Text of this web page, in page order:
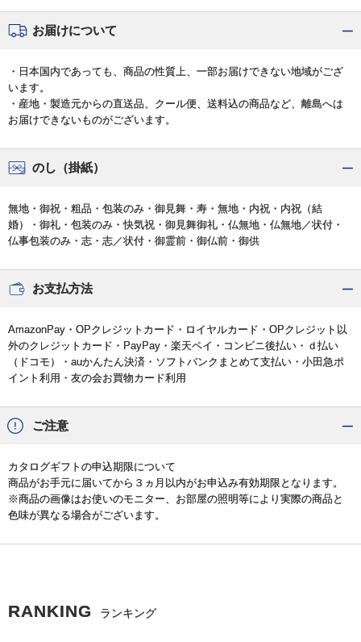
お届けについて
・日本国内であっても、商品の性質上、一部お届けできない地域がござ
います。
・産地・製造元からの直送品、クール便、送料込の商品など、離島へは
お届けできないものがございます。
のし（掛紙）
無地・御祝・粗品・包装のみ・御見舞・寿・無地・内祝・内祝（結
婚）・御礼・包装のみ・快気祝・御見舞御礼・仏無地・仏無地／状付・
仏事包装のみ・志・志／状付・御霊前・御仏前・御供
お支払方法
AmazonPay・OPクレジットカード・ロイヤルカード・OPクレジット以
外のクレジットカード・PayPay・楽天ペイ・コンビニ後払い・ｄ払い
（ドコモ）・auかんたん決済・ソフトバンクまとめて支払い・小田急ポ
イント利用・友の会お買物カード利用
ご注意
カタログギフトの申込期限について
商品がお手元に届いてから３ヵ月以内がお申込み有効期限となります。
※商品の画像はお使いのモニター、お部屋の照明等により実際の商品と
色味が異なる場合がございます。
RANKING ランキング